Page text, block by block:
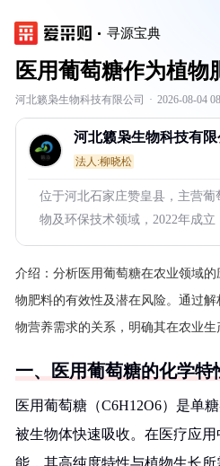
寻源宝典
医用葡萄糖作为植物
河北籁枭生物科技有限公司 · 2026-08-04
河北籁枭生物科技有限
法人:柳晓松
位于河北石家庄赞皇县，主营
物及环保技术领域，2022年成立
介绍： 分析医用葡萄糖在农业领域
物肥料的有效性及潜在风险。通过
物营养需求的关系，明确其在农业生
一、医用葡萄糖的化学特
医用葡萄糖（C6H12O6）是单
被生物体快速吸收。在医疗应
能，其高纯度特性与植物生长